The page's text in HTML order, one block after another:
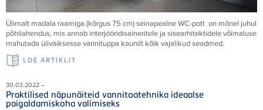
Ülimalt madala raamiga (kõrgus 75 cm) seinapealne WC-pott on mõnel juhul
põhilahendus, mis annab interjööridisaineritele ja sisearhitektidele võimaluse
mahutada üliväiksesse vannituppa kaunilt kõik vajalikud seadmed.
LOE ARTIKLIT
30.03.2022 –
Praktilised näpunäiteid vannitoatehnika ideaalse
paigaldamiskoha valimiseks